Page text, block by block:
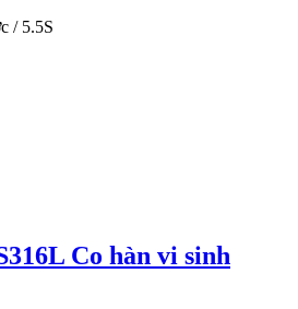
/ 5.5S
Co hàn vi sinh